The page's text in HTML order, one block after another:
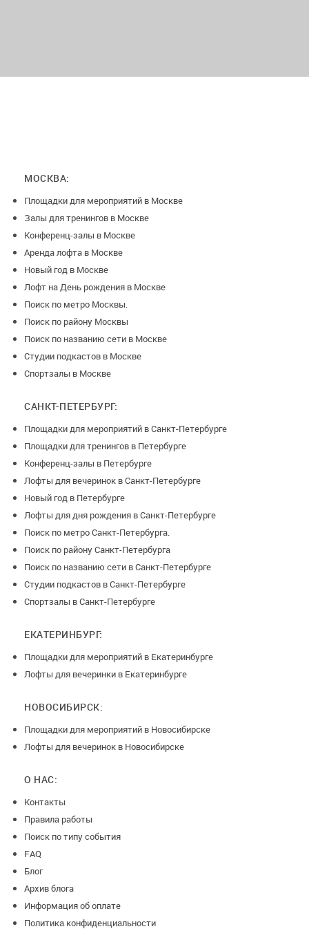
Новогодняя ночь - от 59900₽
МОСКВА:
Площадки для мероприятий в Москве
Залы для тренингов в Москве
Конференц-залы в Москве
Аренда лофта в Москве
Новый год в Москве
Лофт на День рождения в Москве
Поиск по метро Москвы.
Поиск по району Москвы
Поиск по названию сети в Москве
Студии подкастов в Москве
Спортзалы в Москве
САНКТ-ПЕТЕРБУРГ:
Площадки для мероприятий в Санкт-Петербурге
Площадки для тренингов в Петербурге
Конференц-залы в Петербурге
Лофты для вечеринок в Санкт-Петербурге
Новый год в Петербурге
Лофты для дня рождения в Санкт-Петербурге
Поиск по метро Санкт-Петербурга.
Поиск по району Санкт-Петербурга
Поиск по названию сети в Санкт-Петербурге
Студии подкастов в Санкт-Петербурге
Спортзалы в Санкт-Петербурге
ЕКАТЕРИНБУРГ:
Площадки для мероприятий в Екатеринбурге
Лофты для вечеринки в Екатеринбурге
НОВОСИБИРСК:
Площадки для мероприятий в Новосибирске
Лофты для вечеринок в Новосибирске
О НАС:
Контакты
Правила работы
Поиск по типу события
FAQ
Блог
Архив блога
Информация об оплате
Политика конфиденциальности